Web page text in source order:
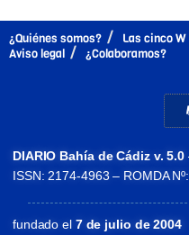
¿Quiénes somos? Las cinco W
Aviso legal
¿Colaboramos?
DIARIO Bahía de Cádiz v. 5.0
ISSN: 2174-4963 – ROMDA
fundado el7 de julio de 2004